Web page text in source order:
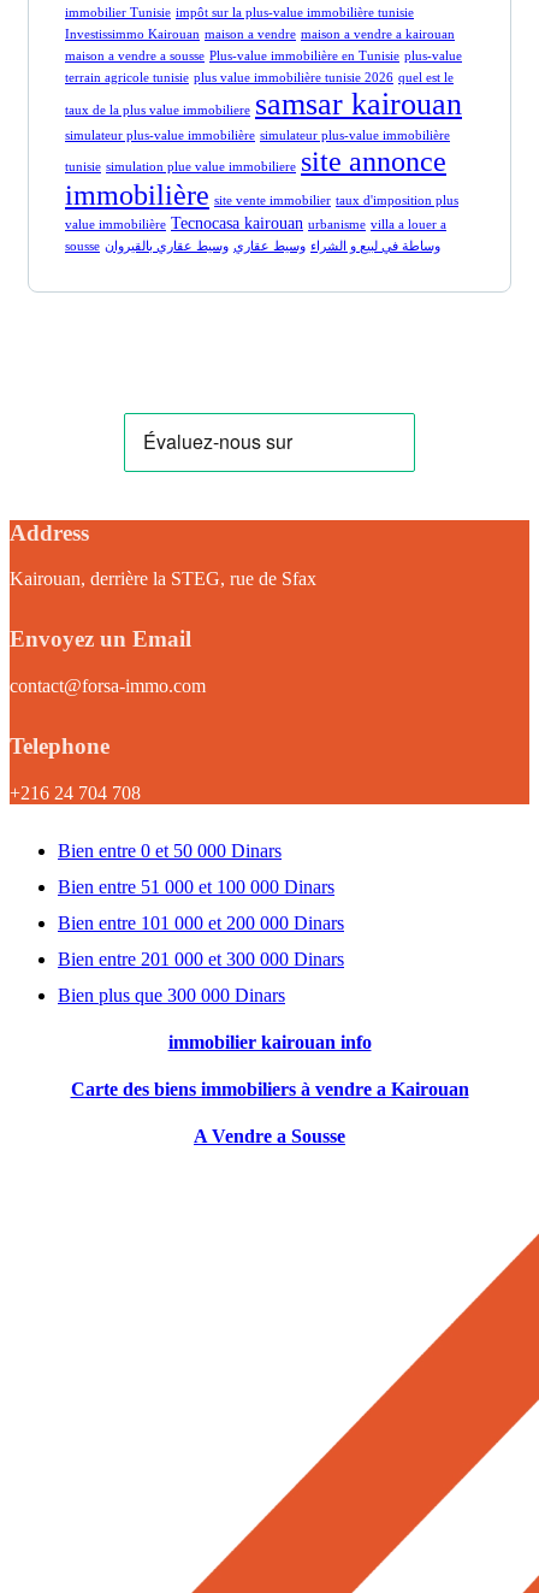
immobilier Tunisie impôt sur la plus-value immobilière tunisie
Investissimmo Kairouan maison a vendre maison a vendre a kairouan
maison a vendre a sousse Plus-value immobilière en Tunisie plus-value
terrain agricole tunisie plus value immobilière tunisie 2026 quel est le
taux de la plus value immobiliere samsar kairouan
simulateur plus-value immobilière simulateur plus-value immobilière
tunisie simulation plue value immobiliere site annonce
immobilière site vente immobilier taux d'imposition plus
value immobilière Tecnocasa kairouan urbanisme villa a louer a
sousse
وساطة في لبيع و الشراء وسيط عقاري وسيط عقاري بالقيروان
Address
Kairouan, derrière la STEG, rue de Sfax
Envoyez un Email
contact@forsa-immo.com
Telephone
+216 24 704 708
Bien entre 0 et 50 000 Dinars
Bien entre 51 000 et 100 000 Dinars
Bien entre 101 000 et 200 000 Dinars
Bien entre 201 000 et 300 000 Dinars
Bien plus que 300 000 Dinars
immobilier kairouan info
Carte des biens immobiliers à vendre a Kairouan
A Vendre a Sousse